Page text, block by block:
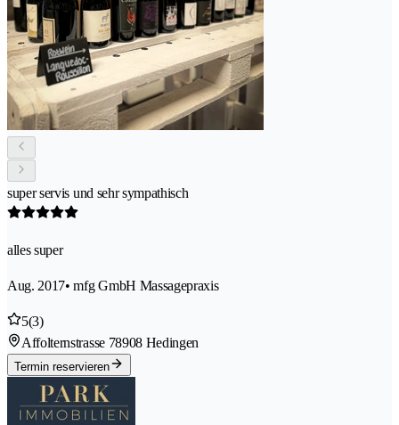
super servis und sehr sympathisch
alles super
Aug. 2017• mfg GmbH Massagepraxis
5(3)
Affolternstrasse 78908 Hedingen
Termin reservieren